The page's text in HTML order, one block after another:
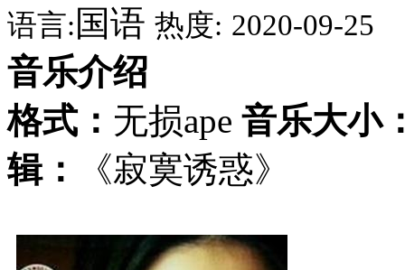
语言:国语 热度: 2020-09-25
音乐介绍
格式： 无损ape 音乐大小
辑：
《寂寞诱惑》